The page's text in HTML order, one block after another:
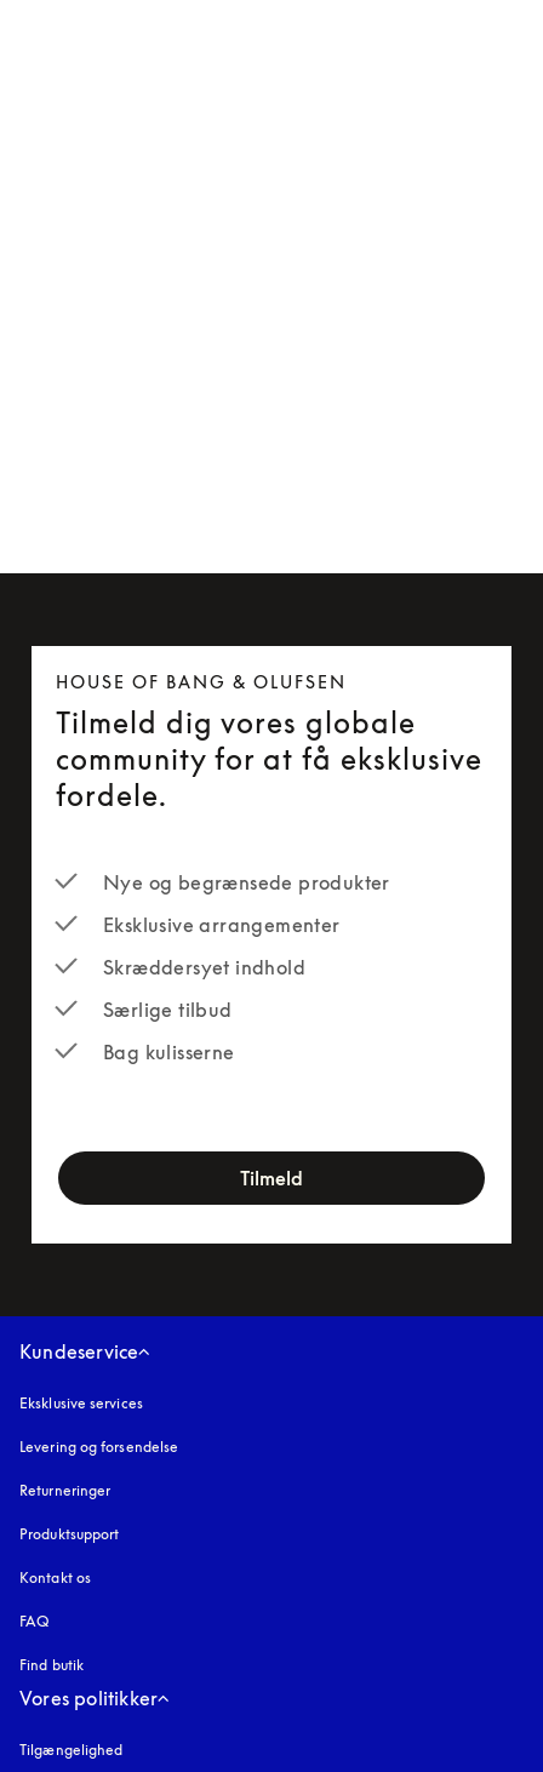
HOUSE OF BANG & OLUFSEN
Tilmeld dig vores globale
community for at få eksklusive
fordele.
Nye og begrænsede produkter
Eksklusive arrangementer
Skræddersyet indhold
Særlige tilbud
Bag kulisserne
Tilmeld
Kundeservice
Eksklusive services
Levering og forsendelse
Returneringer
Produktsupport
Kontakt os
FAQ
Find butik
Vores politikker
Tilgængelighed